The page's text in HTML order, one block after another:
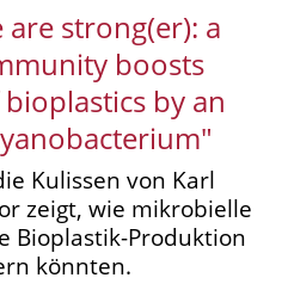
strong(er): a
boosts
by an
Kulissen von Karl
zeigt, wie mikrobielle
Bioplastik-Produktion
könnten.